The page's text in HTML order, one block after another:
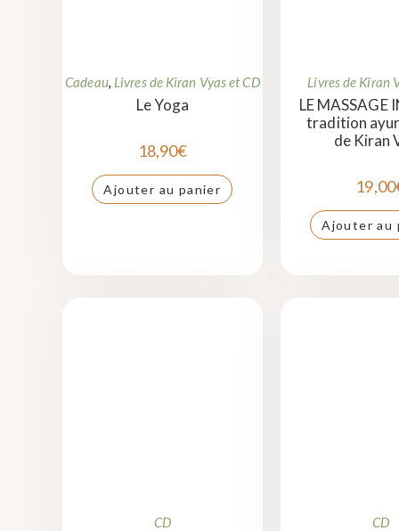
Cadeau, Livres de Kiran Vyas et CD
Le Yoga
18,90€
Ajouter au panier
Livres de Kiran
LE MASSAGE
tradition
de Kiran
19,00
Ajouter au
CD CD